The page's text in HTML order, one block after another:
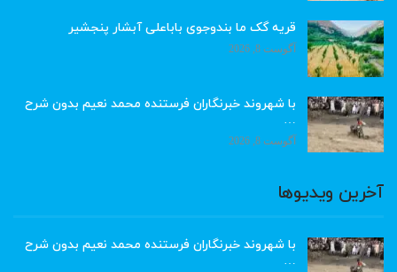
قریه گک ما بندوجوی باباعلی آبشار پنجشیر
آگوست 8, 2026
با شهروند خبرنگاران فرستنده محمد نعیم بدون شرح
…
آگوست 8, 2026
آخرین ویدیوها
با شهروند خبرنگاران فرستنده محمد نعیم بدون شرح
…